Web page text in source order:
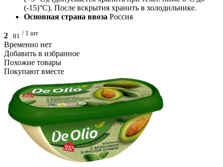
(-15)°С). После вскрытия хранить в холодильнике.
Основная страна ввоза Россия
2 . 81 / 1 шт
Временно нет
Добавить в избранное
Похожие товары
Покупают вместе